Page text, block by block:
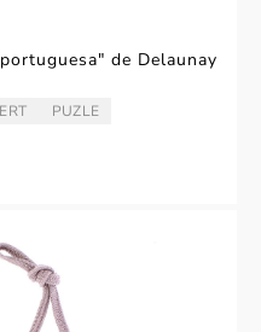
de Delaunay
TIPO:
PUZLE